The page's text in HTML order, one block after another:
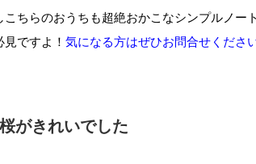
こちらのおうちも超絶おかこなシンプルノー
見ですよ！ 気になる方はぜひお問合せくださ
がきれいでした